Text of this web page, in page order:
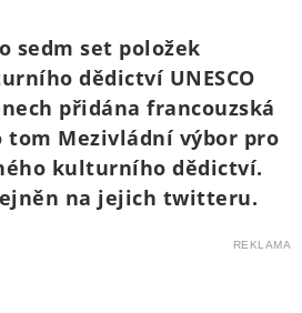
sedm set položek
dědictví UNESCO
přidána francouzská
tom Mezivládní výbor pro
kulturního dědictví.
na jejich twitteru.
REKLAMA